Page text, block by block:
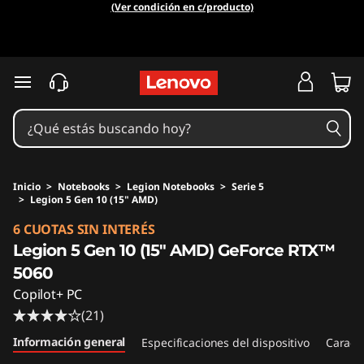
(Ver condición en c/producto)
Ir al contenido principal
Inicio > Notebooks > Legion Notebooks > Serie 5
> Legion 5 Gen 10 (15" AMD)
6 CUOTAS SIN INTERÉS
Legion 5 Gen 10 (15" AMD) GeForce RTX™
5060
Copilot+ PC
(21)
Información general Especificaciones del dispositivo
Original Price 6736705.20 ARS Discounted